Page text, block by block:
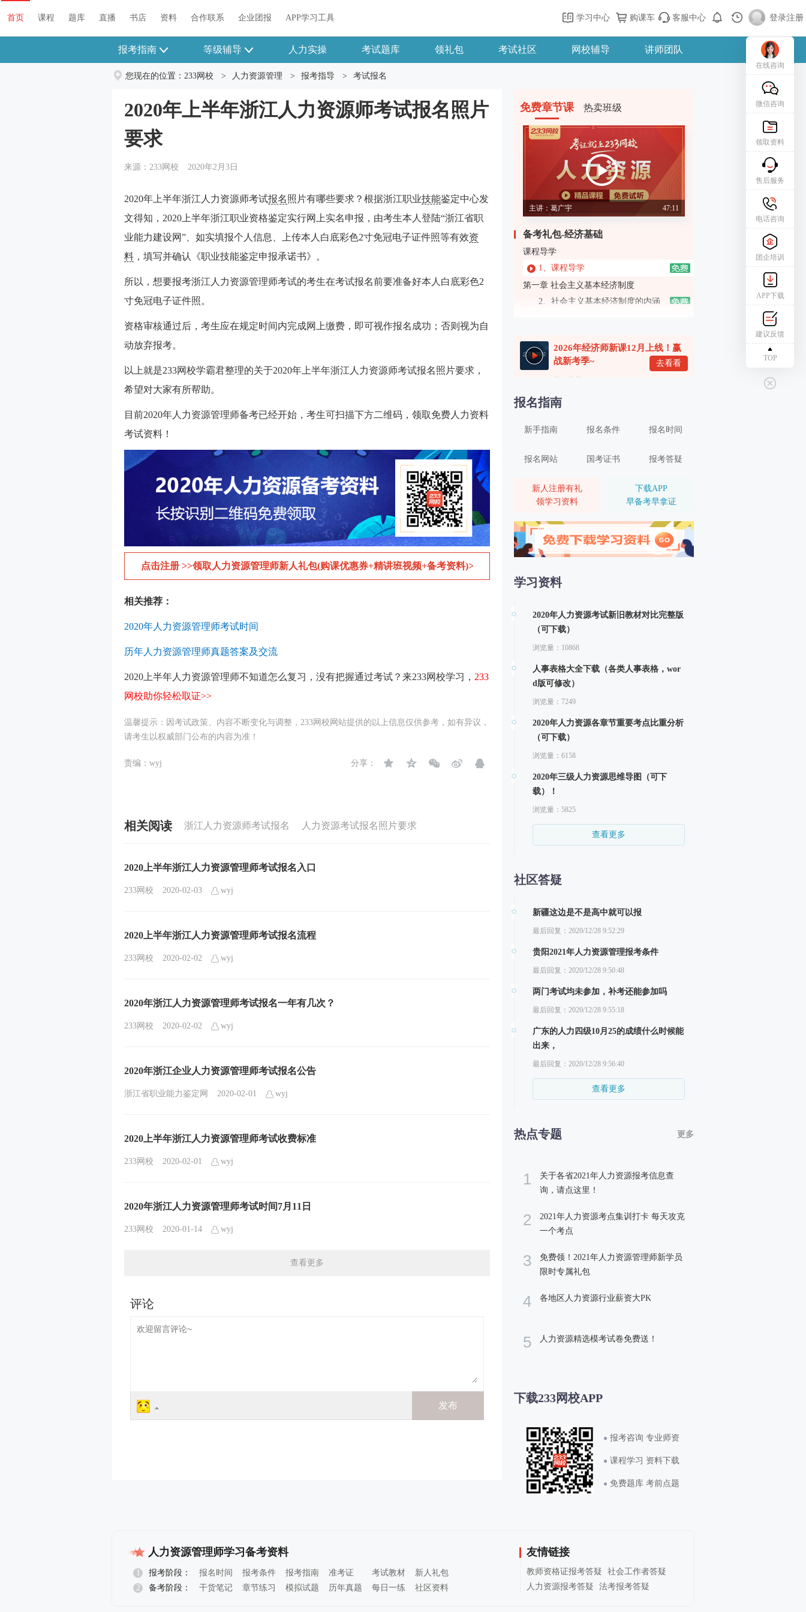
首页 课程 题库 直播 书店 资料 合作联系 企业团报 APP学习工具 学习中心 购课车 客服中心 登录|注册
报考指南 等级辅导 人力实操 考试题库 领礼包 考试社区 网校辅导 讲师团队
您现在的位置： 233网校 > 人力资源管理 > 报考指导 > 考试报名
2020年上半年浙江人力资源师考试报名照片
要求
来源：233网校 2020年2月3日
2020年上半年浙江人力资源师考试报名照片有哪些要求？根据浙江职业技能鉴定中心发
文得知，2020上半年浙江职业资格鉴定实行网上实名申报，由考生本人登陆“浙江省职
业能力建设网”、如实填报个人信息、上传本人白底彩色2寸免冠电子证件照等有效资
料 ，填写并确认《职业技能鉴定申报承诺书》。
所以，想要报考浙江人力资源管理师考试的考生在考试报名前要准备好本人白底彩色2
寸免冠电子证件照。
资格审核通过后，考生应在规定时间内完成网上缴费，即可视作报名成功；否则视为自
动放弃报考。
以上就是233网校学霸君整理的关于2020年上半年浙江人力资源师考试报名照片要求，
希望对大家有所帮助。
目前2020年人力资源管理师备考已经开始，考生可扫描下方二维码，领取免费人力资料
考试资料！
点击注册 >>领取人力资源管理师新人礼包(购课优惠券+精讲班视频+备考资料)>
相关推荐：
2020年人力资源管理师考试时间
历年人力资源管理师真题答案及交流
2020上半年人力资源管理师不知道怎么复习，没有把握通过考试？来233网校学习， 233
网校助你轻松取证>>
温馨提示：因考试政策、内容不断变化与调整，233网校网站提供的以上信息仅供参考，如有异议，
请考生以权威部门公布的内容为准！
责编：wyj 分享：
相关阅读 浙江人力资源师考试报名 人力资源考试报名照片要求
2020上半年浙江人力资源管理师考试报名入口
233网校 2020-02-03 wyj
2020上半年浙江人力资源管理师考试报名流程
233网校 2020-02-02 wyj
2020年浙江人力资源管理师考试报名一年有几次？
233网校 2020-02-02 wyj
2020年浙江企业人力资源管理师考试报名公告
浙江省职业能力鉴定网 2020-02-01 wyj
2020上半年浙江人力资源管理师考试收费标准
233网校 2020-02-01 wyj
2020年浙江人力资源管理师考试时间7月11日
233网校 2020-01-14 wyj
查看更多
免费章节课 热卖班级
主讲：葛广宇 47:11
备考礼包-经济基础
课程导学
1、课程导学
第一章 社会主义基本经济制度
2、社会主义基本经济制度的内涵
第二章 市场需求、供给与均衡价格
8、均衡价格
第三章 生产和成本理论
11、生产者的组织形式和企业理论
12、生产函数和生产曲线（一）
13、生产函数和生产曲线（二）
15、成本函数和成本曲线（二）
16、市场结构的类型
2026年经济师新课12月上线！赢
战新考季~
去看看
报名指南
新手指南 报名条件 报名时间
报名网站 国考证书 报考答疑
新人注册有礼
领学习资料
下载APP
早备考早拿证
学习资料
2020年人力资源考试新旧教材对比完整版
（可下载）
浏览量：10868
人事表格大全下载（各类人事表格，wor
d版可修改）
浏览量：7249
2020年人力资源各章节重要考点比重分析
（可下载）
浏览量：6158
2020年三级人力资源思维导图（可下
载）！
浏览量：5825
查看更多
社区答疑
新疆这边是不是高中就可以报
最后回复：2020/12/28 9:52:29
贵阳2021年人力资源管理报考条件
最后回复：2020/12/28 9:50:48
两门考试均未参加，补考还能参加吗
最后回复：2020/12/28 9:55:18
广东的人力四级10月25的成绩什么时候能
出来，
最后回复：2020/12/28 9:56:40
查看更多
热点专题 更多
1
关于各省2021年人力资源报考信息查
询，请点这里！
2
2021年人力资源考点集训打卡 每天攻克
一个考点
3
免费领！2021年人力资源管理师新学员
限时专属礼包
4 各地区人力资源行业薪资大PK
5 人力资源精选模考试卷免费送！
下载233网校APP
报考咨询 专业师资
课程学习 资料下载
免费题库 考前点题
人力资源管理师学习备考资料
1 报考阶段： 报名时间 报考条件 报考指南 准考证 考试教材
新人礼包
报名指导
2 备考阶段： 干货笔记 章节练习 模拟试题 历年真题 每日一练 社区资料
友情链接
教师资格证报考答疑
社会工作者答疑
人力资源报考答疑
法考报考答疑
在线咨询
微信咨询
领取资料
售后服务
电话咨询
团企培训
APP下载
建议反馈
TOP